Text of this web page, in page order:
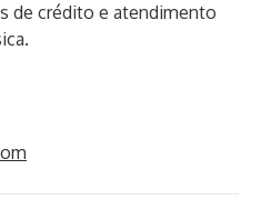
de crédito e atendimento